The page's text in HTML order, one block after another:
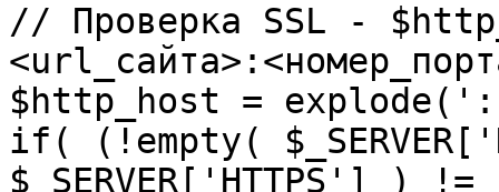
// Проверка SSL -
$http_host = explode(':',
if( (!empty(
$_SERVER['HTTPS']